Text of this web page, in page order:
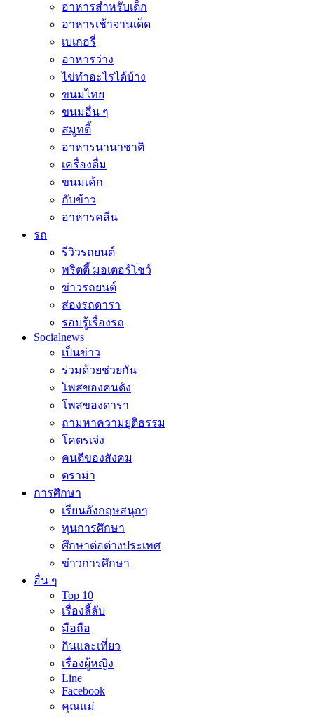
อาหารสำหรับเด็ก
อาหารเช้าจานเด็ด
เบเกอรี่
อาหารว่าง
ไข่ทำอะไรได้บ้าง
ขนมไทย
ขนมอื่น ๆ
สมูทตี้
อาหารนานาชาติ
เครื่องดื่ม
ขนมเค้ก
กับข้าว
อาหารคลีน
รถ
รีวิวรถยนต์
พริตตี้ มอเตอร์โชว์
ข่าวรถยนต์
ส่องรถดารา
รอบรู้เรื่องรถ
Socialnews
เป็นข่าว
ร่วมด้วยช่วยกัน
โพสของคนดัง
โพสของดารา
ถามหาความยุติธรรม
โคตรเจ๋ง
คนดีของสังคม
ดราม่า
การศึกษา
เรียนอังกฤษสนุกๆ
ทุนการศึกษา
ศึกษาต่อต่างประเทศ
ข่าวการศึกษา
อื่น ๆ
Top 10
เรื่องลี้ลับ
มือถือ
กินและเที่ยว
เรื่องผู้หญิง
Line
Facebook
คุณแม่